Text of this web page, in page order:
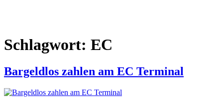
Schlagwort: EC
Bargeldlos zahlen am EC Terminal